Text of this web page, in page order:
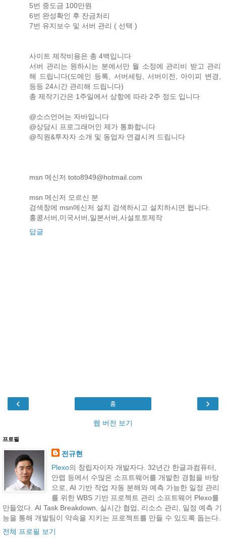
5번 중도금 100만원
6번 완성확인 후 잔금처리
7번 유지보수 및 서버 관리 ( 선택 )
사이트 제작비용은 총 4백입니다
서버 관리는 원하시는 분에서만 월 소정에 관리비 받고 관리
해 드립니다(도메인 등록, 서버세팅, 서버이전, 아이피 변경,
등등 24시간 관리해 드립니다)
총 제작기간은 1주일에서 상항에 따라 2주 정도 입니다
@소스언어는 자바입니다
@상담시 프로그래머인 제가 통화합니다
@직원&투자자 소개 및 동업자 연결시켜 드립니다
msn 메신저 toto8949@hotmail.com
msn 메신저 모르신 분
검색창에 msn메신저 설치 검색하시고 설치하시면 됩니다.
홍콩서버,미국서버,일본서버,사설토토제작
답글
‹ ›
홈
웹 버전 보기
프로필
전규현
Plexo의 창립자이자 개발자다. 32년간 한글과컴퓨터,
안랩 등에서 수많은 소프트웨어를 개발한 경험을 바탕
으로, AI 기반 작업 자동 분해와 예측 가능한 일정 관리
를 위한 WBS 기반 프로젝트 관리 소프트웨어 Plexo를
만들었다. AI Task Breakdown, 실시간 협업, 리소스 관리, 일정 예측 기
능을 통해 개발팀이 약속을 지키는 프로젝트를 만들 수 있도록 돕는다.
전체 프로필 보기